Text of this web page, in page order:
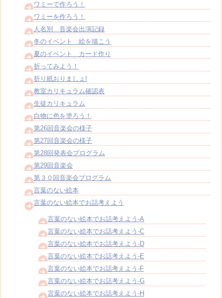
ワミーで作ろう！
ワミーを作ろう！
人名別 音楽会出演記録
冬のイベント 絵を描こう
夏のイベント カード作り
折ってみよう！
折り紙おりましょ!
教室カリキュラム確認表
生徒カリキュラム
白物に色を塗ろう！
第26回音楽会の様子
第27回音楽会の様子
第28回発表会プログラム
第29回音楽会
第３０回音楽会プログラム
言葉のない絵本
言葉のない絵本でお話考えよう
言葉のない絵本でお話考えよう-A
言葉のない絵本でお話考えよう-C
言葉のない絵本でお話考えよう-D
言葉のない絵本でお話考えよう-E
言葉のない絵本でお話考えよう-F
言葉のない絵本でお話考えよう-G
言葉のない絵本でお話考えよう-H